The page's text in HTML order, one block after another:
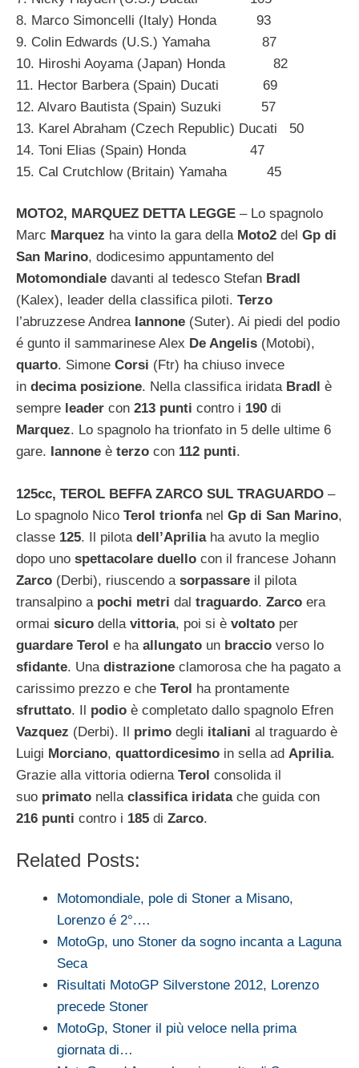
8. Marco Simoncelli (Italy) Honda 93
9. Colin Edwards (U.S.) Yamaha 87
10. Hiroshi Aoyama (Japan) Honda 82
11. Hector Barbera (Spain) Ducati 69
12. Alvaro Bautista (Spain) Suzuki 57
13. Karel Abraham (Czech Republic) Ducati 50
14. Toni Elias (Spain) Honda 47
15. Cal Crutchlow (Britain) Yamaha 45
MOTO2, MARQUEZ DETTA LEGGE – Lo spagnolo
Marc Marquez ha vinto la gara della Moto2 del Gp di
San Marino, dodicesimo appuntamento del
Motomondiale davanti al tedesco Stefan Bradl
(Kalex), leader della classifica piloti. Terzo
l’abruzzese Andrea Iannone (Suter). Ai piedi del podio
é gunto il sammarinese Alex De Angelis (Motobi),
quarto. Simone Corsi (Ftr) ha chiuso invece
in decima posizione. Nella classifica iridata Bradl è
sempre leader con 213 punti contro i 190 di
Marquez. Lo spagnolo ha trionfato in 5 delle ultime 6
gare. Iannone è terzo con 112 punti.
125cc, TEROL BEFFA ZARCO SUL TRAGUARDO –
Lo spagnolo Nico Terol trionfanel Gp di San Marino,
classe 125. Il pilota dell’Apriliaha avuto la meglio
dopo uno spettacolare duello con il francese Johann
Zarco (Derbi), riuscendo a sorpassare il pilota
transalpino a pochi metri dal traguardo. Zarco era
ormai sicuro della vittoria, poi si è voltato per
guardare Terol e ha allungato un braccio verso lo
sfidante. Una distrazione clamorosa che ha pagato a
carissimo prezzo e che Terol ha prontamente
sfruttato. Il podio è completato dallo spagnolo Efren
Vazquez (Derbi). Il primo degli italiani al traguardo è
Luigi Morciano, quattordicesimo in sella ad Aprilia.
Grazie alla vittoria odierna Terol consolida il
suo primato nella classifica iridatache guida con
216 punti contro i 185 di Zarco.
Related Posts:
Motomondiale, pole di Stoner a Misano,
Lorenzo é 2°.…
MotoGp, uno Stoner da sogno incanta a Laguna
Seca
Risultati MotoGP Silverstone 2012, Lorenzo
precede Stoner
MotoGp, Stoner il più veloce nella prima
giornata di…